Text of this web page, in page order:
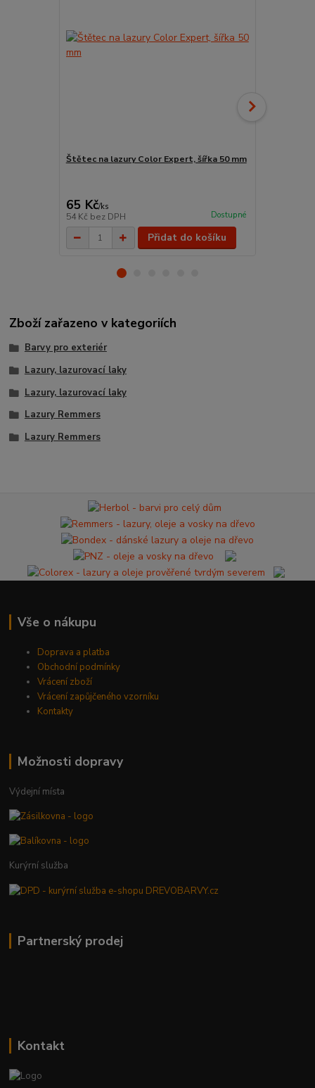
Štětec na lazury Color Expert, šířka 50 mm
65 Kč/ks
54 Kč bez DPH Dostupné
Přidat do košíku
Zboží zařazeno v kategoriích
Barvy pro exteriér
Lazury, lazurovací laky
Lazury, lazurovací laky
Lazury Remmers
Lazury Remmers
Vše o nákupu
Doprava a platba
Obchodní podmínky
Vrácení zboží
Vrácení zapůjčeného vzorníku
Kontakty
Možnosti dopravy
Výdejní místa
Kurýrní služba
Partnerský prodej
Kontakt